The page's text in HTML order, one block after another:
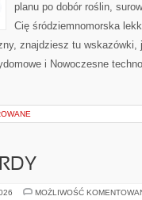
planu po dobór roślin,
Cię śródziemnomorska
znajdziesz tu wskazówki,
i Nowoczesne
MOŻLIWOŚĆ